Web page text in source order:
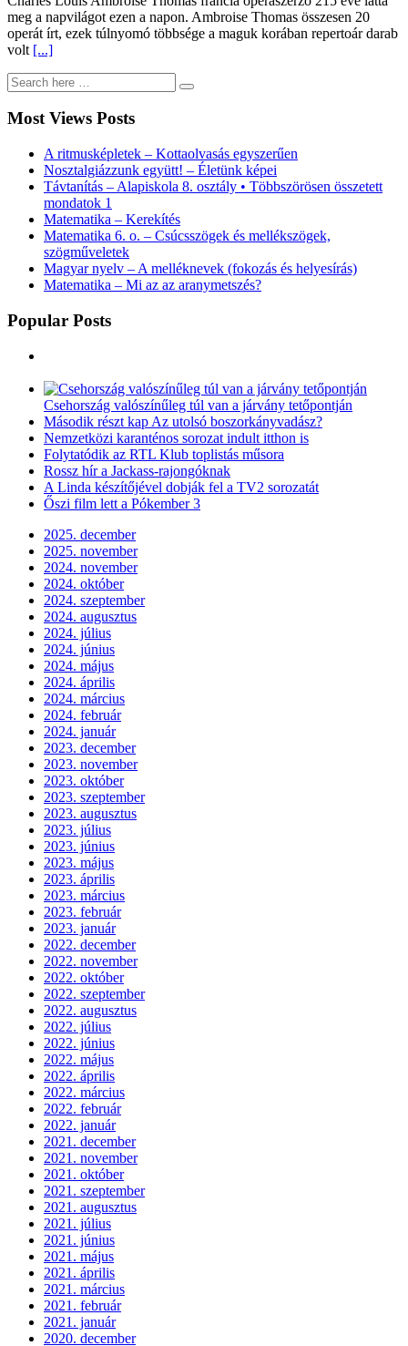
meg a napvilágot ezen a napon. Ambroise Thomas összesen 20
operát írt, ezek túlnyomó többsége a maguk korában repertoár darab
volt [...]
Most Views Posts
A ritmusképletek – Kottaolvasás egyszerűen
Nosztalgiázzunk együtt! – Életünk képei
Távtanítás – Alapiskola 8. osztály • Többszörösen összetett
mondatok 1
Matematika – Kerekítés
Matematika 6. o. – Csúcsszögek és mellékszögek,
szögműveletek
Magyar nyelv – A melléknevek (fokozás és helyesírás)
Matematika – Mi az az aranymetszés?
Popular Posts
Csehország valószínűleg túl van a járvány tetőpontján
Második részt kap Az utolsó boszorkányvadász?
Nemzetközi karanténos sorozat indult itthon is
Folytatódik az RTL Klub toplistás műsora
Rossz hír a Jackass-rajongóknak
A Linda készítőjével dobják fel a TV2 sorozatát
Őszi film lett a Pókember 3
2025. december
2025. november
2024. november
2024. október
2024. szeptember
2024. augusztus
2024. július
2024. június
2024. május
2024. április
2024. március
2024. február
2024. január
2023. december
2023. november
2023. október
2023. szeptember
2023. augusztus
2023. július
2023. június
2023. május
2023. április
2023. március
2023. február
2023. január
2022. december
2022. november
2022. október
2022. szeptember
2022. augusztus
2022. július
2022. június
2022. május
2022. április
2022. március
2022. február
2022. január
2021. december
2021. november
2021. október
2021. szeptember
2021. augusztus
2021. július
2021. június
2021. május
2021. április
2021. március
2021. február
2021. január
2020. december